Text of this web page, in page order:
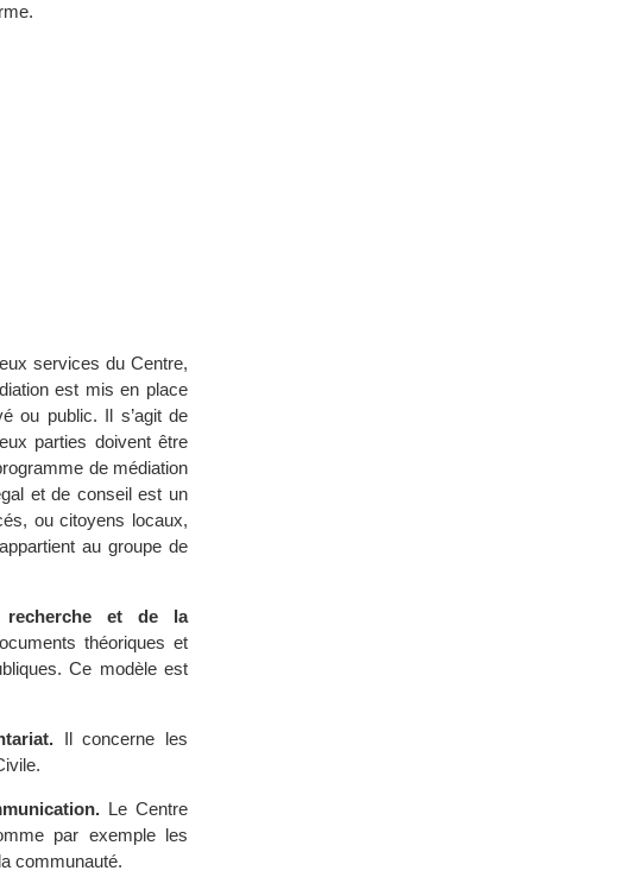
services du Centre,
est mis en place
ou public. Il s’agit de
parties doivent être
de médiation
et de conseil est un
ou citoyens locaux,
au groupe de
recherche et de la
théoriques et
Ce modèle est
Il concerne les
Le Centre
par exemple les
communauté.